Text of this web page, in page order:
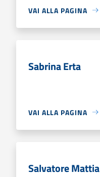
VAI ALLA PAGINA
Sabrina Erta
VAI ALLA PAGINA
Salvatore Mattia